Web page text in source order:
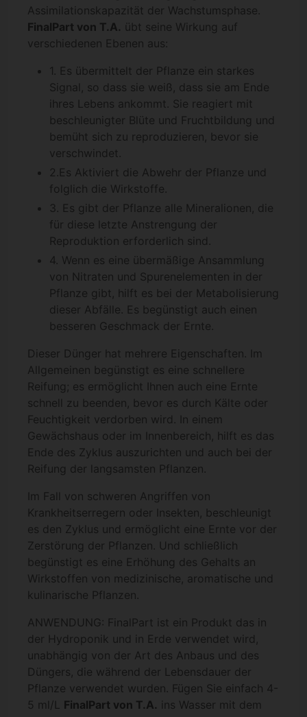
Assimilationskapazität der Wachstumsphase.
FinalPart von T.A. übt seine Wirkung auf
verschiedenen Ebenen aus:
1. Es übermittelt der Pflanze ein starkes
Signal, so dass sie weiß, dass sie am Ende
ihres Lebens ankommt. Sie reagiert mit
beschleunigter Blüte und Fruchtbildung und
bemüht sich zu reproduzieren, bevor sie
verschwindet.
2.Es Aktiviert die Abwehr der Pflanze und
folglich die Wirkstoffe.
3. Es gibt der Pflanze alle Mineralionen, die
für diese letzte Anstrengung der
Reproduktion erforderlich sind.
4. Wenn es eine übermäßige Ansammlung
von Nitraten und Spurenelementen in der
Pflanze gibt, hilft es bei der Metabolisierung
dieser Abfälle. Es begünstigt auch einen
besseren Geschmack der Ernte.
Dieser Dünger hat mehrere Eigenschaften. Im
Allgemeinen begünstigt es eine schnellere
Reifung; es ermöglicht Ihnen auch eine Ernte
schnell zu beenden, bevor es durch Kälte oder
Feuchtigkeit verdorben wird. In einem
Gewächshaus oder im Innenbereich, hilft es das
Ende des Zyklus auszurichten und auch bei der
Reifung der langsamsten Pflanzen.
Im Fall von schweren Angriffen von
Krankheitserregern oder Insekten, beschleunigt
es den Zyklus und ermöglicht eine Ernte vor der
Zerstörung der Pflanzen. Und schließlich
begünstigt es eine Erhöhung des Gehalts an
Wirkstoffen von medizinische, aromatische und
kulinarische Pflanzen.
ANWENDUNG: FinalPart ist ein Produkt das in
der Hydroponik und in Erde verwendet wird,
unabhängig von der Art des Anbaus und des
Düngers, die während der Lebensdauer der
Pflanze verwendet wurden. Fügen Sie einfach 4-
5 ml/L FinalPart von T.A. ins Wasser mit dem